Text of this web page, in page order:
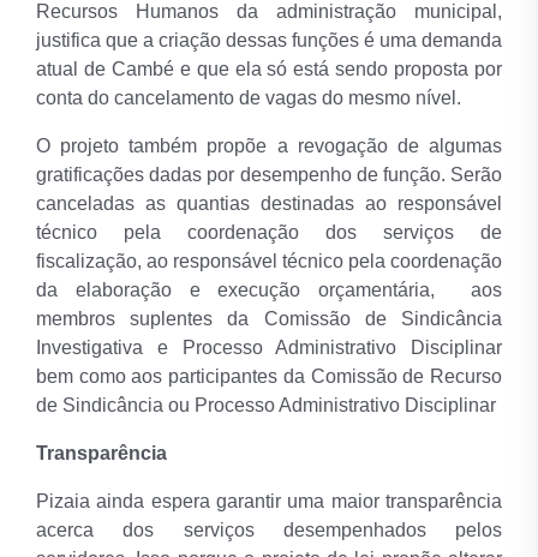
Recursos Humanos da administração municipal,
justifica que a criação dessas funções é uma demanda
atual de Cambé e que ela só está sendo proposta por
conta do cancelamento de vagas do mesmo nível.
O projeto também propõe a revogação de algumas
gratificações dadas por desempenho de função. Serão
canceladas as quantias destinadas ao responsável
técnico pela coordenação dos serviços de
fiscalização, ao responsável técnico pela coordenação
da elaboração e execução orçamentária, aos
membros suplentes da Comissão de Sindicância
Investigativa e Processo Administrativo Disciplinar
bem como aos participantes da Comissão de Recurso
de Sindicância ou Processo Administrativo Disciplinar
Transparência
Pizaia ainda espera garantir uma maior transparência
acerca dos serviços desempenhados pelos